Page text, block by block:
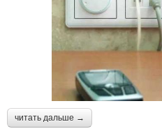
читать дальше →